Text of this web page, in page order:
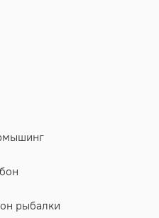
рыбалки